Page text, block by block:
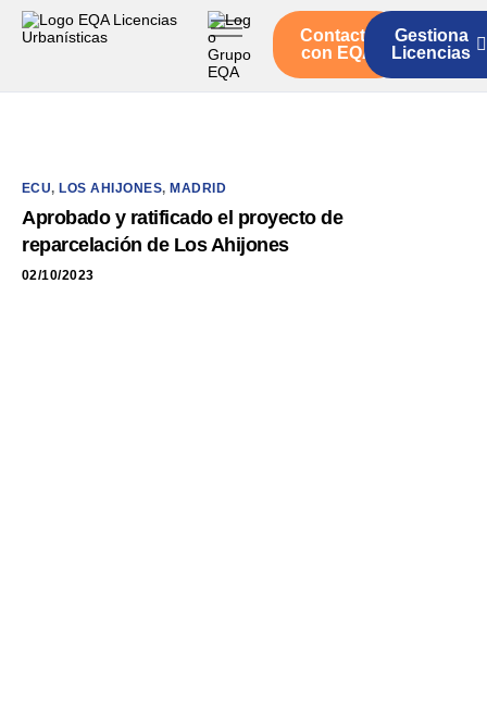
Servicios
Actualidad
Contacto
con EQA
Gestiona
Licencias
ECU, LOS AHIJONES, MADRID
Aprobado y ratificado el proyecto de
reparcelación de Los Ahijones
02/10/2023